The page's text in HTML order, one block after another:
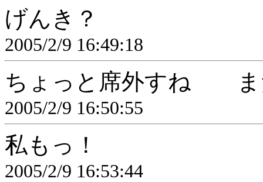
げんき？
2005/2/9 16:49:18
ちょっと席外すね ま
2005/2/9 16:50:55
私もっ！
2005/2/9 16:53:44